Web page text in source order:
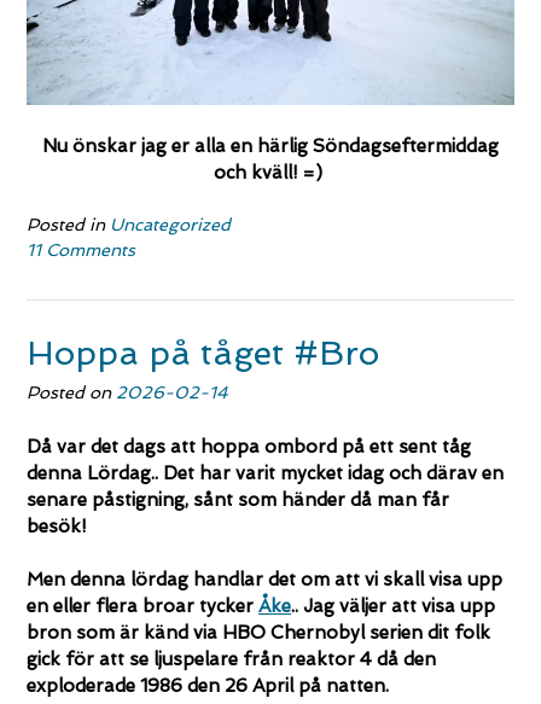
Nu önskar jag er alla en härlig Söndagseftermiddag
och kväll! =)
Posted in Uncategorized
11 Comments
Hoppa på tåget #Bro
Posted on 2026-02-14
Då var det dags att hoppa ombord på ett sent tåg
denna Lördag.. Det har varit mycket idag och därav en
senare påstigning, sånt som händer då man får
besök!
Men denna lördag handlar det om att vi skall visa upp
en eller flera broar tycker Åke.. Jag väljer att visa upp
bron som är känd via HBO Chernobyl serien dit folk
gick för att se ljuspelare från reaktor 4 då den
exploderade 1986 den 26 April på natten.